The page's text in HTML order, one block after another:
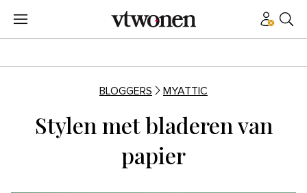
BLOGGERS MYATTIC
Stylen met bladeren van
papier